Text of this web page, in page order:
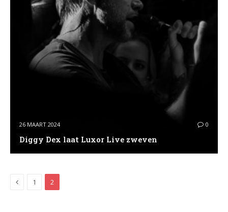
26 MAART 2024 0
Diggy Dex laat Luxor Live zweven
Previous
1 2